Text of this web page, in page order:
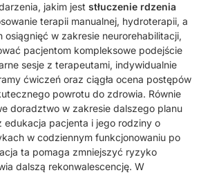
jakim jeststłuczenie rdzenia
terapii manualnej, hydroterapii, a
osiągnięć w zakresie neurorehabilitacji,
pacjentom kompleksowe podejście
sesje z terapeutami, indywidualnie
ćwiczeń oraz ciągła ocena postępów
powrotu do zdrowia. Równie
doradztwo w zakresie dalszego planu
edukacja pacjenta i jego rodziny o
w codziennym funkcjonowaniu po
ta pomaga zmniejszyć ryzyko
dalszą rekonwalescencję. W